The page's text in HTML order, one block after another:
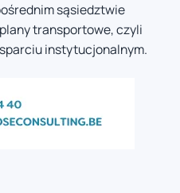
sąsiedztwie
transportowe, czyli
instytucjonalnym.